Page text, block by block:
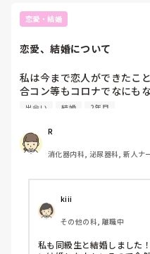
恋愛・結婚
恋愛、結婚について
私は今まで恋人ができたこ
合コン等もコロナでなにも
いのかわかりません…
結婚されている方はどこで
また、マッチングアプリは
出会い 結婚 2年目
R
消化器内科, 泌尿器科, 新人ナ
kiii
その他の科, 離職中
私も同級生と結婚しました